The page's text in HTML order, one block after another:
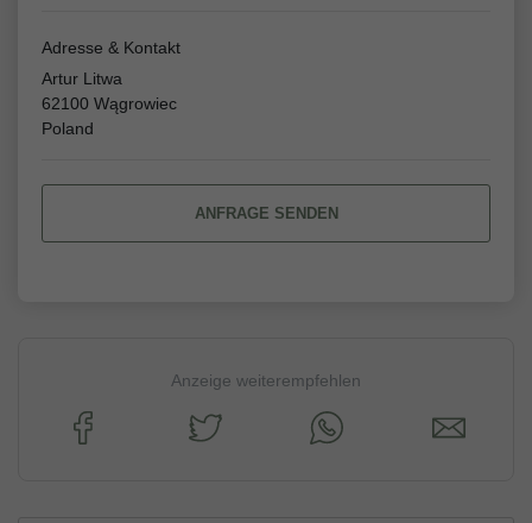
Adresse & Kontakt
Artur Litwa
62100 Wągrowiec
Poland
ANFRAGE SENDEN
Anzeige weiterempfehlen